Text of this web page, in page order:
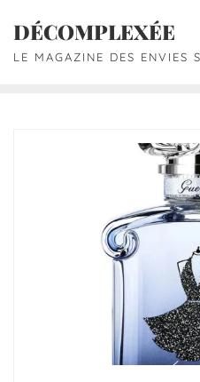
DÉCOMPLEXÉE
LE MAGAZINE DES ENVIES